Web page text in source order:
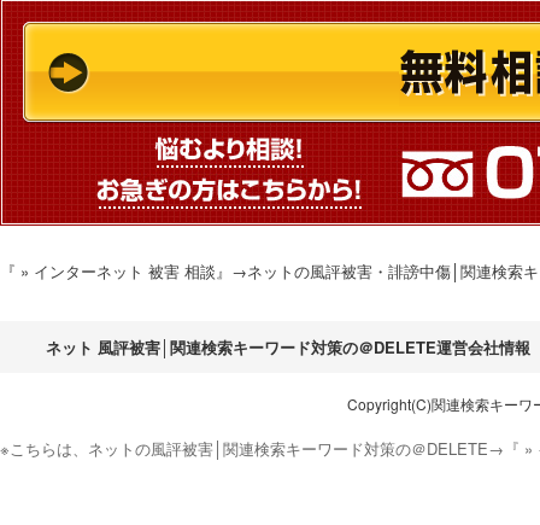
『 » インターネット 被害 相談』→ネットの風評被害・誹謗中傷│関連検索
ネット 風評被害│関連検索キーワード対策の＠DELETE運営会社情報
Copyright(C)関連検索キーワ
※こちらは、ネットの風評被害│関連検索キーワード対策の＠DELETE→『